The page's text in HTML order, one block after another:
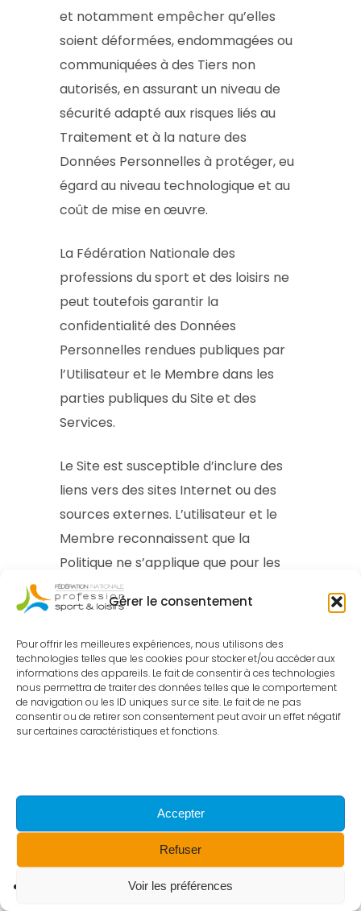
Gérer le consentement
Pour offrir les meilleures expériences, nous utilisons des
technologies telles que les cookies pour stocker et/ou accéder aux
informations des appareils. Le fait de consentir à ces technologies
nous permettra de traiter des données telles que le comportement
de navigation ou les ID uniques sur ce site. Le fait de ne pas
consentir ou de retirer son consentement peut avoir un effet négatif
sur certaines caractéristiques et fonctions.
Accepter
Refuser
Voir les préférences
Politique de confidentialité
et notamment empêcher qu’elles
soient déformées, endommagées ou
communiquées à des Tiers non
autorisés, en assurant un niveau de
sécurité adapté aux risques liés au
Traitement et à la nature des
Données Personnelles à protéger, eu
égard au niveau technologique et au
coût de mise en œuvre.
La Fédération Nationale des
professions du sport et des loisirs ne
peut toutefois garantir la
confidentialité des Données
Personnelles rendues publiques par
l’Utilisateur et le Membre dans les
parties publiques du Site et des
Services.
Le Site est susceptible d’inclure des
liens vers des sites Internet ou des
sources externes. L’utilisateur et le
Membre reconnaissent que la
Politique ne s’applique que pour les
Services et l’utilisation des Sites, et ne
couvre en aucun cas les informations
collectées et/ou Traitées sur les sites
ou sources externes, dont le lien
figure sur le Site. En conséquence,
Fédération Nationale des professions
du sport et des loisirs ne saurait être
de collecte et de Traitement de
Données Personnelles, qui sont régies,
le cas échéant, par les politiques de
données personnelles propre à